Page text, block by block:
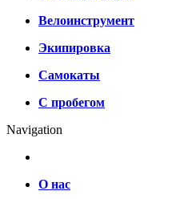
Велоинструмент
Экипировка
Самокаты
С пробегом
Navigation
О нас